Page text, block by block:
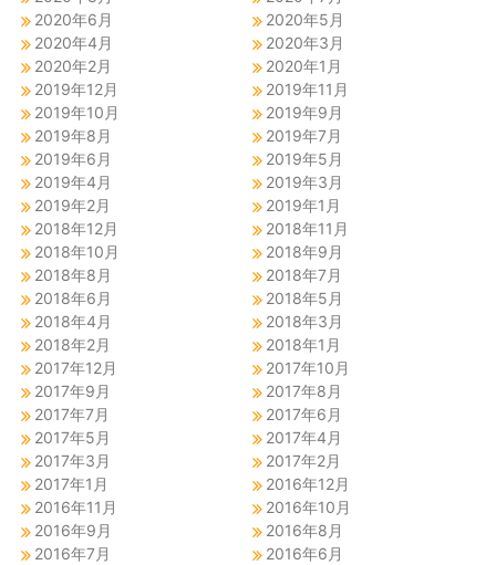
2020年6月
2020年5月
2020年4月
2020年3月
2020年2月
2020年1月
2019年12月
2019年11月
2019年10月
2019年9月
2019年8月
2019年7月
2019年6月
2019年5月
2019年4月
2019年3月
2019年2月
2019年1月
2018年12月
2018年11月
2018年10月
2018年9月
2018年8月
2018年7月
2018年6月
2018年5月
2018年4月
2018年3月
2018年2月
2018年1月
2017年12月
2017年10月
2017年9月
2017年8月
2017年7月
2017年6月
2017年5月
2017年4月
2017年3月
2017年2月
2017年1月
2016年12月
2016年11月
2016年10月
2016年9月
2016年8月
2016年7月
2016年6月